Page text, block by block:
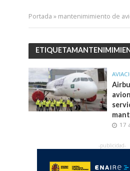
Portada » mantenimimiento de
17